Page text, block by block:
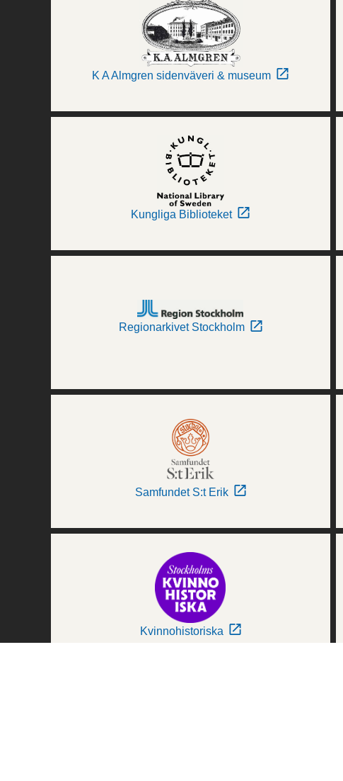
K A Almgren sidenväveri & museum
Kungliga Biblioteket
Regionarkivet Stockholm
Samfundet S:t Erik
Kvinnohistoriska